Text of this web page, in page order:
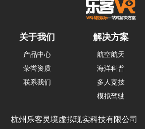
关于我们
产品中心
荣誉资质
联系我们
解决方案
航空航天
海洋科普
多人竞技
模拟驾驶
杭州乐客灵境虚拟现实科技有限公司